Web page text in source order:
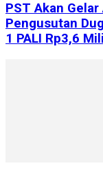
PST Akan
Pengusutan
1 PALI Rp3,6